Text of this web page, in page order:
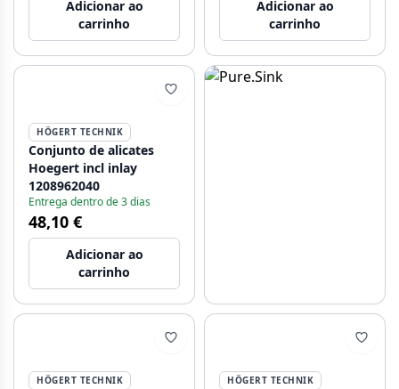
Adicionar ao
carrinho
Adicionar ao
carrinho
HÖGERT TECHNIK
Conjunto de alicates
Hoegert incl inlay
1208962040
Entrega dentro de 3 dias
48,10 €
Adicionar ao
carrinho
HÖGERT TECHNIK HÖGERT TECHNIK